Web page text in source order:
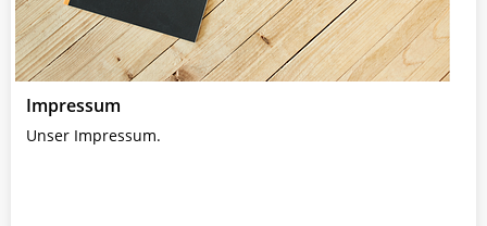
Impressum
Unser Impressum.